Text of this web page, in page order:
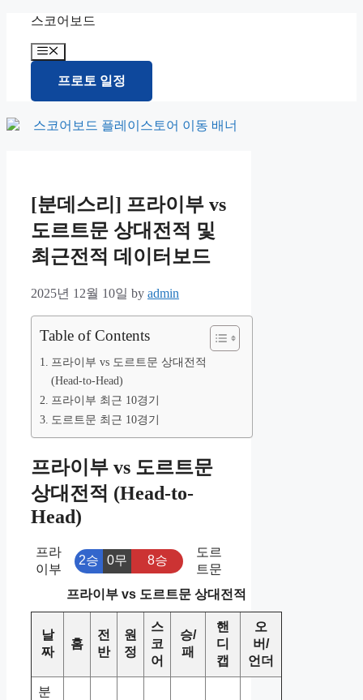
content
스코어보드
Menu
프로토 일정
[분데스리] 프라이부 vs
도르트문 상대전적 및
최근전적 데이터보드
2025년 12월 10일 by admin
Table of Contents
프라이부 vs 도르트문 상대전적
(Head-to-Head)
프라이부 최근 10경기
도르트문 최근 10경기
프라이부 vs 도르트문
상대전적 (Head-to-
Head)
프라
이부
2승 0무 8승
도르
트문
프라이부 vs 도르트문 상대전적
날
짜
홈
전
반
원
정
스
코
어
승/
패
핸
디
캡
오
버/
언더
분